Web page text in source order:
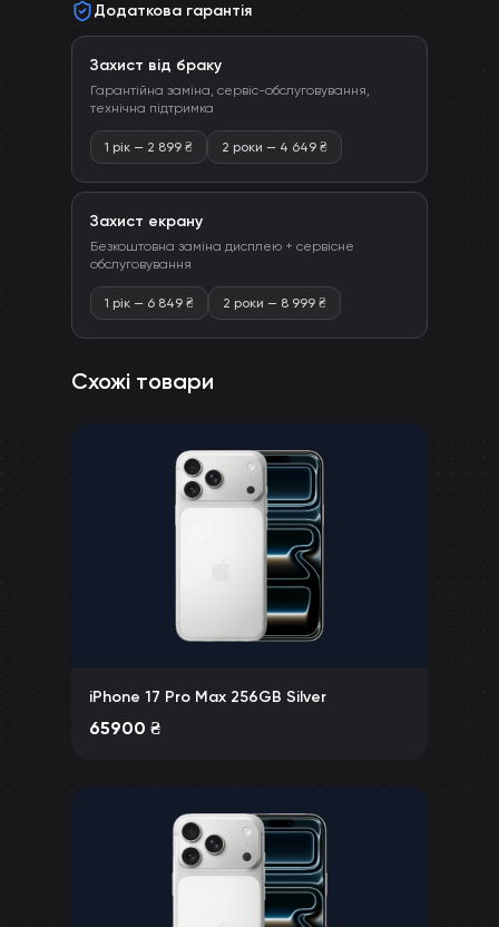
Додаткова гарантія
Захист від браку
Гарантійна заміна, сервіс-обслуговування,
технічна підтримка
1 рік — 2 899 ₴ 2 роки — 4 649 ₴
Захист екрану
Безкоштовна заміна дисплею + сервісне
обслуговування
1 рік — 6 849 ₴ 2 роки — 8 999 ₴
Схожі товари
iPhone 17 Pro Max 256GB Silver
65900 ₴